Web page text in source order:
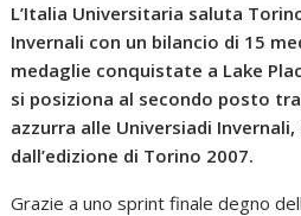
L’Italia Universitaria saluta
Invernali con un bilancio di 15
medaglie conquistate a Lake
si posiziona al secondo posto
azzurra alle Universiadi
dall’edizione di Torino 2007.
Grazie a uno sprint finale degno